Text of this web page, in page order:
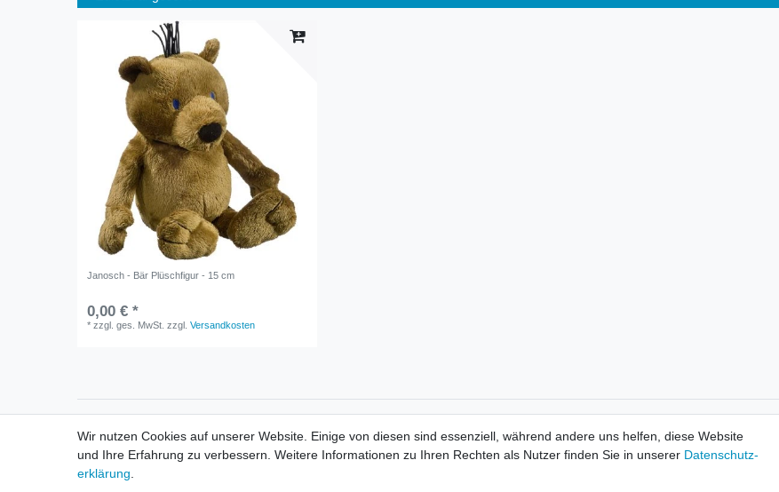
Janosch - Bär Plüschfigur - 15 cm
0,00 € *
*zzgl. ges. MwSt. zzgl.Versandkosten
Informationen
Neukunden / New Accounts
Zahlung
Versandkosten
Informationen
Händlerbund - rechtssicher verkaufen
Produkt-Kataloge
Wir versenden mit
Wir nutzen Cookies auf unserer Website. Einige von diesen sind essenziell, während andere uns helfen, diese Website
und Ihre Erfahrung zu verbessern. Weitere Informationen zu Ihren Rechten als Nutzer finden Sie in unserer Daten­schutz­
erklärung